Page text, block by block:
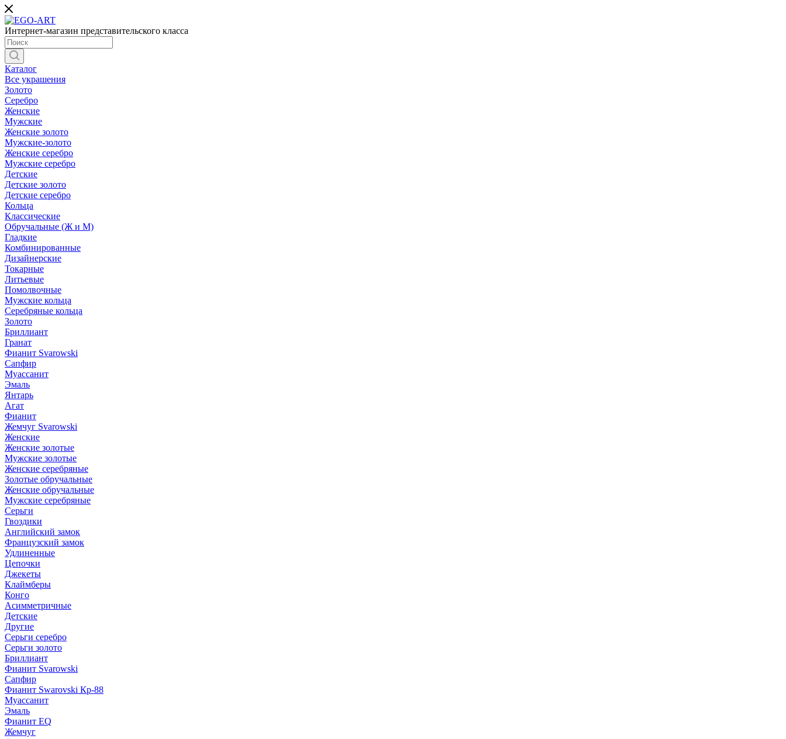
Интернет-магазин представительского класса
Каталог
Все украшения
Золото
Серебро
Женские
Мужские
Женские золото
Мужские-золото
Женские серебро
Мужские серебро
Детские
Детские золото
Детские серебро
Кольца
Классические
Обручальные (Ж и М)
Гладкие
Комбинированные
Дизайнерские
Токарные
Литьевые
Помолвочные
Мужские кольца
Серебряные кольца
Золото
Бриллиант
Гранат
Фианит Svarowski
Сапфир
Муассанит
Эмаль
Янтарь
Агат
Фианит
Жемчуг Svarowski
Женские
Женские золотые
Мужские золотые
Женские серебряные
Золотые обручальные
Женские обручальные
Мужские серебряные
Серьги
Гвоздики
Английский замок
Французский замок
Удлиненные
Цепочки
Джекеты
Клаймберы
Конго
Асимметричные
Детские
Другие
Серьги серебро
Серьги золото
Бриллиант
Фианит Svarowski
Сапфир
Фианит Swarovski Кр-88
Муассанит
Эмаль
Фианит EQ
Жемчуг